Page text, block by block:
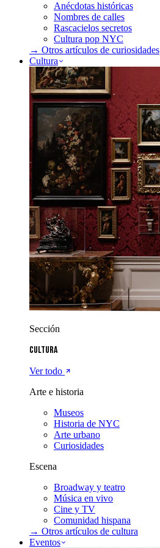
Anécdotas históricas
Nombres de calles
Rascacielos secretos
Cultura pop NYC
→ Otros artículos de curiosidades
Cultura
Sección
Cultura
Ver todo
Arte e historia
Museos
Historia de NYC
Arte urbano
Curiosidades
Escena
Broadway y teatro
Música en vivo
Cine y TV
Comunidad hispana
→ Otros artículos de cultura
Eventos